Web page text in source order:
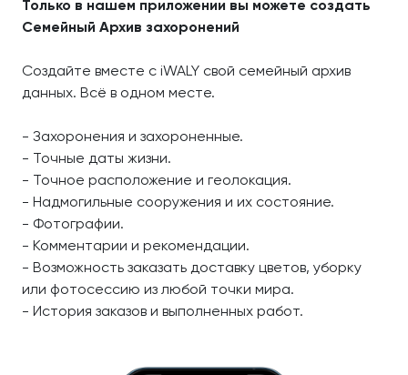
Только в нашем приложении вы можете создать
Семейный Архив захоронений
Создайте вместе с iWALY свой семейный архив
данных. Всё в одном месте.
- Захоронения и захороненные.
- Точные даты жизни.
- Точное расположение и геолокация.
- Надмогильные сооружения и их состояние.
- Фотографии.
- Комментарии и рекомендации.
- Возможность заказать доставку цветов, уборку
или фотосессию из любой точки мира.
- История заказов и выполненных работ.